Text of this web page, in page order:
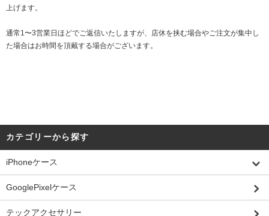
上げます。
通常1〜3営業日ほどでご返信いたしますが、店休を挟む場合やご注文が集中し
た場合はお時間を頂戴する場合がございます。
カテゴリーから探す
iPhoneケース
GooglePixelケース
テックアクセサリー